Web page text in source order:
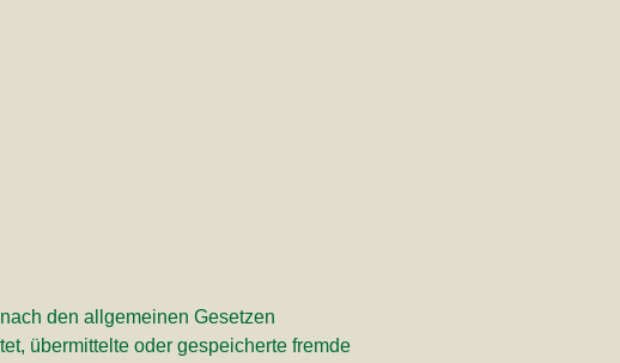
den allgemeinen Gesetzen
übermittelte oder gespeicherte fremde